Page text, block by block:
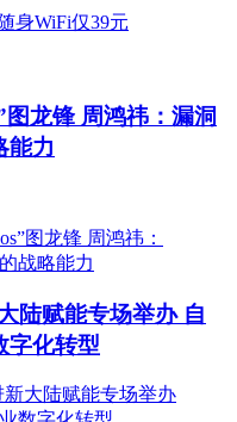
龙锋 周鸿祎：漏洞
能力
陆赋能专场举办 自
字化转型